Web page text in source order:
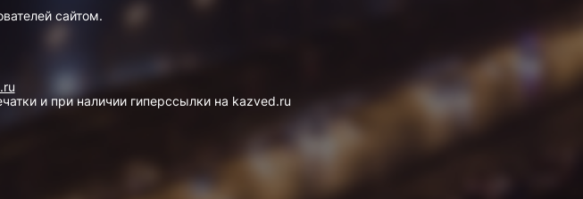
сайтом.
и при наличии гиперссылки на kazved.ru